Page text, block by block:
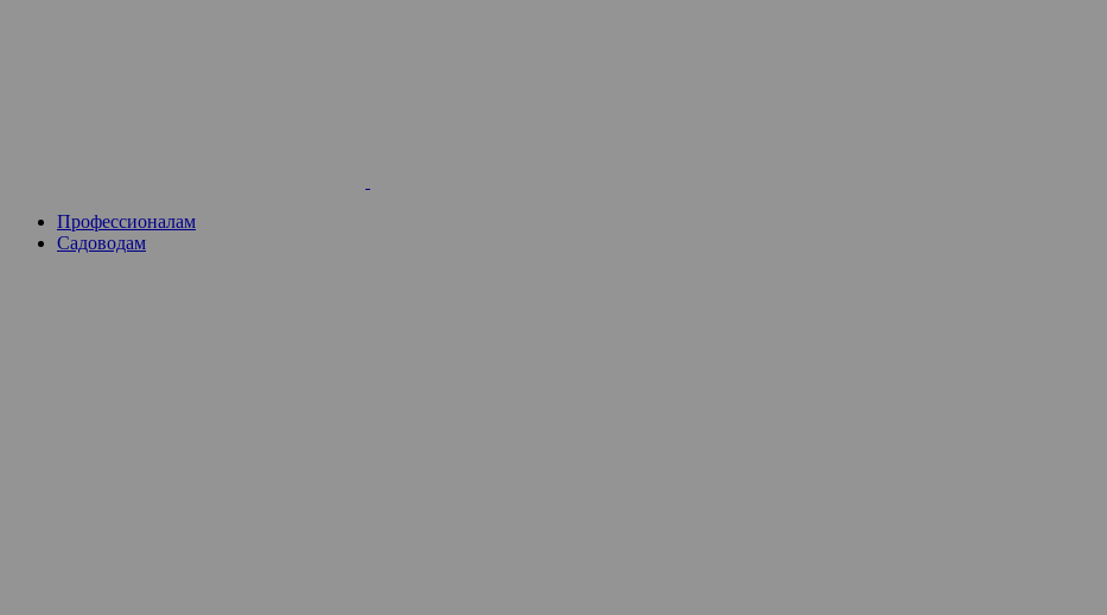
Профессионалам
Садоводам